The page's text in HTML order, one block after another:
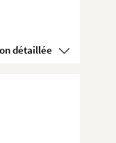
Voir la présentation détaillée